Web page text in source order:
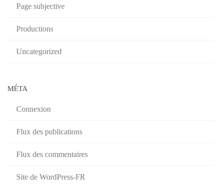
Page subjective
Productions
Uncategorized
MÉTA
Connexion
Flux des publications
Flux des commentaires
Site de WordPress-FR